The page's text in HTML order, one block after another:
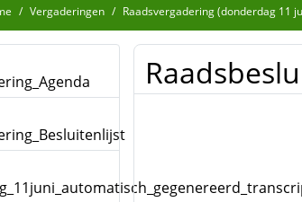
Vergaderingen Raadsvergadering (donderdag 11